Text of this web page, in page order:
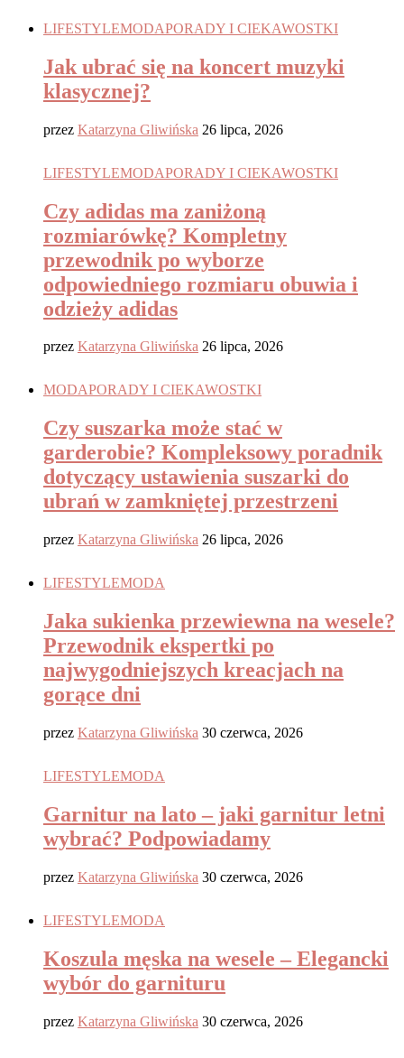
LIFESTYLEMODAPORADY I CIEKAWOSTKI
Jak ubrać się na koncert muzyki
klasycznej?
przez Katarzyna Gliwińska 26 lipca, 2026
LIFESTYLEMODAPORADY I CIEKAWOSTKI
Czy adidas ma zaniżoną
rozmiarówkę? Kompletny
przewodnik po wyborze
odpowiedniego rozmiaru obuwia i
odzieży adidas
przez Katarzyna Gliwińska 26 lipca, 2026
MODAPORADY I CIEKAWOSTKI
Czy suszarka może stać w
garderobie? Kompleksowy poradnik
dotyczący ustawienia suszarki do
ubrań w zamkniętej przestrzeni
przez Katarzyna Gliwińska 26 lipca, 2026
LIFESTYLEMODA
Jaka sukienka przewiewna na wesele?
Przewodnik ekspertki po
najwygodniejszych kreacjach na
gorące dni
przez Katarzyna Gliwińska 30 czerwca, 2026
LIFESTYLEMODA
Garnitur na lato – jaki garnitur letni
wybrać? Podpowiadamy
przez Katarzyna Gliwińska 30 czerwca, 2026
LIFESTYLEMODA
Koszula męska na wesele – Elegancki
wybór do garnituru
przez Katarzyna Gliwińska 30 czerwca, 2026